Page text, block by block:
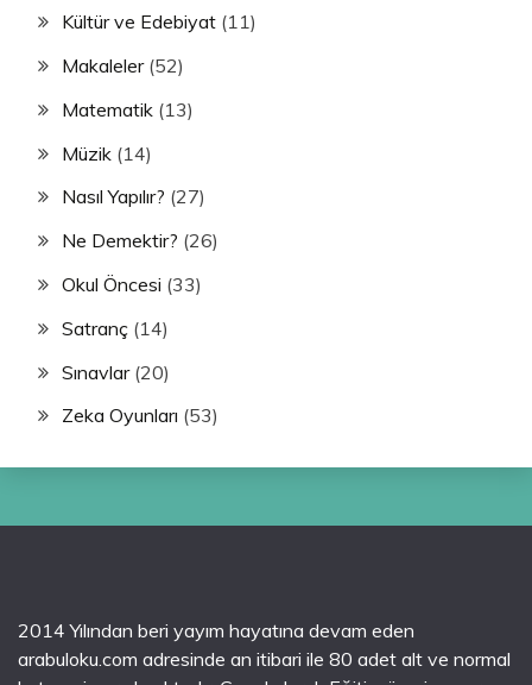
Kültür ve Edebiyat (11)
Makaleler(52)
Matematik (13)
Müzik (14)
Nasıl Yapılır? (27)
Ne Demektir? (26)
Okul Öncesi (33)
Satranç (14)
Sınavlar(20)
Zeka Oyunları (53)
2014 Yılından beri yayım hayatına devam eden
arabuloku.com adresinde an itibari ile 80 adet alt ve normal